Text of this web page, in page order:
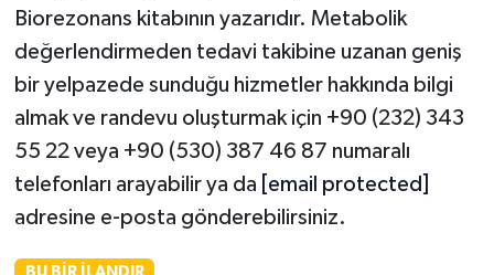
Biorezonans kitabının yazarıdır. Metabolik
değerlendirmeden tedavi takibine uzanan geniş
bir yelpazede sunduğu hizmetler hakkında bilgi
almak ve randevu oluşturmak için +90 (232) 343
55 22 veya +90 (530) 387 46 87 numaralı
telefonları arayabilir ya da [email protected]
adresine e-posta gönderebilirsiniz.